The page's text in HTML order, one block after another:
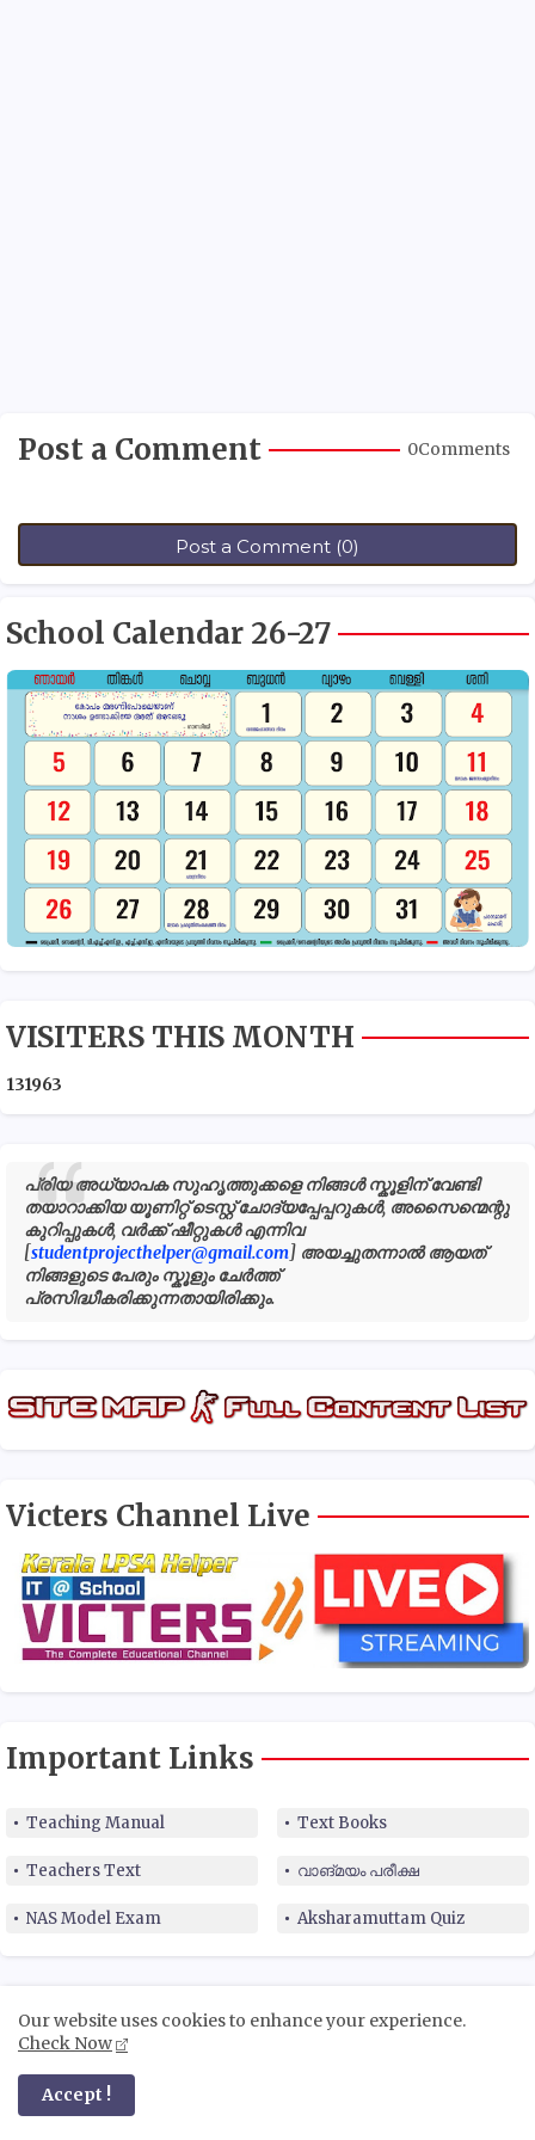
Post a Comment 0Comments
Post a Comment (0)
School Calendar 26-27
VISITERS THIS MONTH
131963
പ്രിയ അധ്യാപക സുഹൃത്തുക്കളെ നിങ്ങൾ സ്കൂളിന് വേണ്ടി
തയാറാക്കിയ യൂണിറ്റ് ടെസ്റ്റ് ചോദ്യപ്പേപ്പറുകൾ, അസൈന്മെന്റു
കുറിപ്പുകൾ, വർക്ക് ഷീറ്റുകൾ എന്നിവ
[studentprojecthelper@gmail.com] അയച്ചുതന്നാൽ ആയത്
നിങ്ങളുടെ പേരും സ്കൂളും ചേർത്ത്
പ്രസിദ്ധീകരിക്കുന്നതായിരിക്കും.
Victers Channel Live
Important Links
Teaching Manual Text Books
Teachers Text വാങ്മയം പരീക്ഷ
NAS Model Exam Aksharamuttam Quiz
Our website uses cookies to enhance your experience.
Check Now
Accept !